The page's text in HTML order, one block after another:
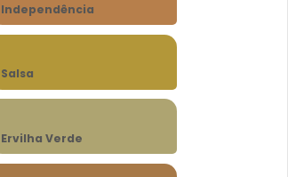
Independência
Salsa
Ervilha Verde